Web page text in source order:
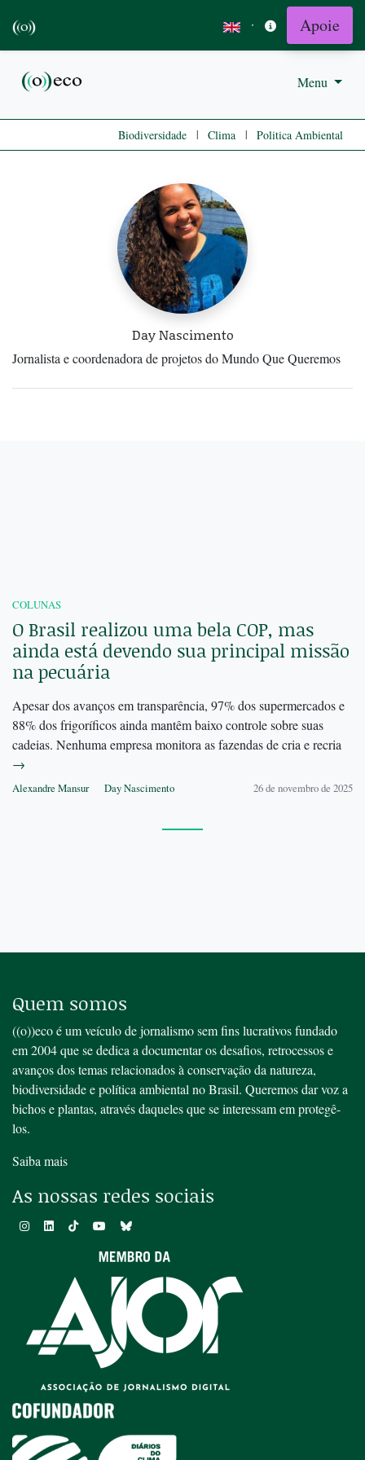
· Apoie
Menu
Biodiversidade | Clima | Politica Ambiental
Day Nascimento
Jornalista e coordenadora de projetos do Mundo Que Queremos
COLUNAS
O Brasil realizou uma bela COP, mas
ainda está devendo sua principal missão
na pecuária
Apesar dos avanços em transparência, 97% dos supermercados e
88% dos frigoríficos ainda mantêm baixo controle sobre suas
cadeias. Nenhuma empresa monitora as fazendas de cria e recria
→
Alexandre Mansur Day Nascimento 26 de novembro de 2025
Quem somos
((o))eco é um veículo de jornalismo sem fins lucrativos fundado
em 2004 que se dedica a documentar os desafios, retrocessos e
avanços dos temas relacionados à conservação da natureza,
biodiversidade e política ambiental no Brasil. Queremos dar voz a
bichos e plantas, através daqueles que se interessam em protegê-
los.
Saiba mais
As nossas redes sociais